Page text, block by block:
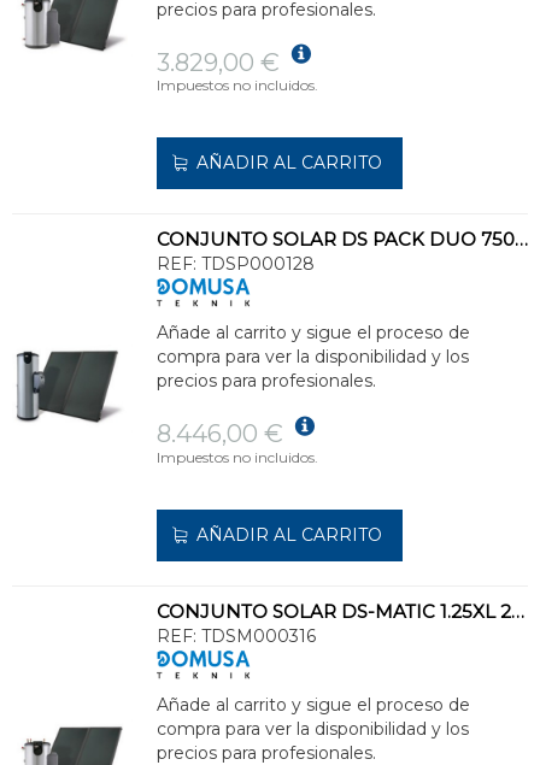
precios para profesionales.
3.829,00 €
Impuestos no incluidos.
AÑADIR AL CARRITO
CONJUNTO SOLAR DS PACK DUO 750-4C CIRCULACIÓN FORZADA
REF: TDSP000128
Añade al carrito y sigue el proceso de
compra para ver la disponibilidad y los
precios para profesionales.
8.446,00 €
Impuestos no incluidos.
AÑADIR AL CARRITO
CONJUNTO SOLAR DS-MATIC 1.25XL 250l 10m CLASE ENERGÉTICA C
REF: TDSM000316
Añade al carrito y sigue el proceso de
compra para ver la disponibilidad y los
precios para profesionales.